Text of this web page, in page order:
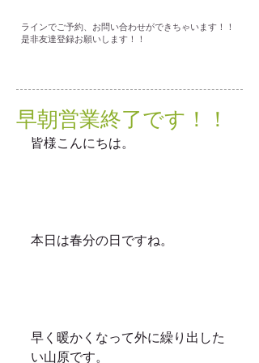
ラインでご予約、お問い合わせができちゃいます！！
是非友達登録お願いします！！
早朝営業終了です！！
皆様こんにちは。
本日は春分の日ですね。
早く暖かくなって外に繰り出した
い山原です。